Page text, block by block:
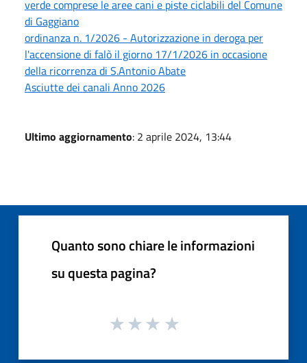
verde comprese le aree cani e piste ciclabili del Comune
di Gaggiano
ordinanza n. 1/2026 - Autorizzazione in deroga per
l'accensione di falò il giorno 17/1/2026 in occasione
della ricorrenza di S.Antonio Abate
Asciutte dei canali Anno 2026
Ultimo aggiornamento: 2 aprile 2024, 13:44
Quanto sono chiare le informazioni
su questa pagina?